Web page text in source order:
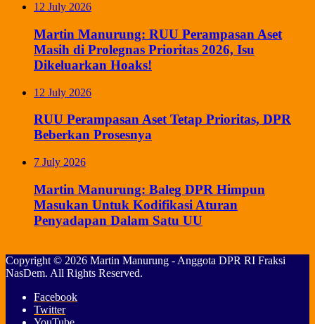
12 July 2026
Martin Manurung: RUU Perampasan Aset
Masih di Prolegnas Prioritas 2026, Isu
Dikeluarkan Hoaks!
12 July 2026
RUU Perampasan Aset Tetap Prioritas, DPR
Beberkan Prosesnya
7 July 2026
Martin Manurung: Baleg DPR Himpun
Masukan Untuk Kodifikasi Aturan
Penyadapan Dalam Satu UU
Copyright © 2026 Martin Manurung - Anggota DPR RI Fraksi
NasDem. All Rights Reserved.
Facebook
Twitter